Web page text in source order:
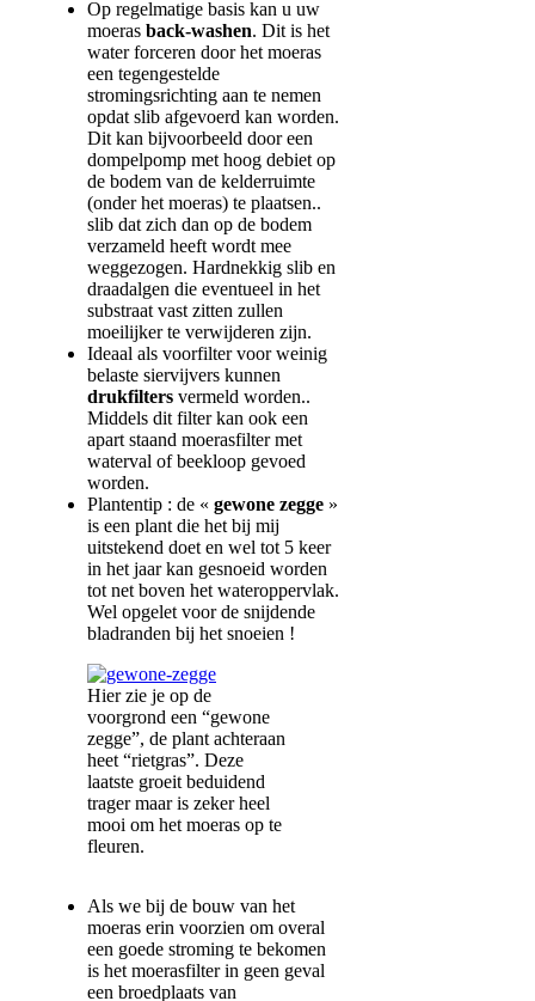
Op regelmatige basis kan u uw
moeras back-washen. Dit is het
water forceren door het moeras
een tegengestelde
stromingsrichting aan te nemen
opdat slib afgevoerd kan worden.
Dit kan bijvoorbeeld door een
dompelpomp met hoog debiet op
de bodem van de kelderruimte
(onder het moeras) te plaatsen..
slib dat zich dan op de bodem
verzameld heeft wordt mee
weggezogen. Hardnekkig slib en
draadalgen die eventueel in het
substraat vast zitten zullen
moeilijker te verwijderen zijn.
Ideaal als voorfilter voor weinig
belaste siervijvers kunnen
drukfilters vermeld worden..
Middels dit filter kan ook een
apart staand moerasfilter met
waterval of beekloop gevoed
worden.
Plantentip : de « gewone zegge »
is een plant die het bij mij
uitstekend doet en wel tot 5 keer
in het jaar kan gesnoeid worden
tot net boven het wateroppervlak.
Wel opgelet voor de snijdende
bladranden bij het snoeien !
Hier zie je op de
voorgrond een “gewone
zegge”, de plant achteraan
heet “rietgras”. Deze
laatste groeit beduidend
trager maar is zeker heel
mooi om het moeras op te
fleuren.
Als we bij de bouw van het
moeras erin voorzien om overal
een goede stroming te bekomen
is het moerasfilter in geen geval
een broedplaats van